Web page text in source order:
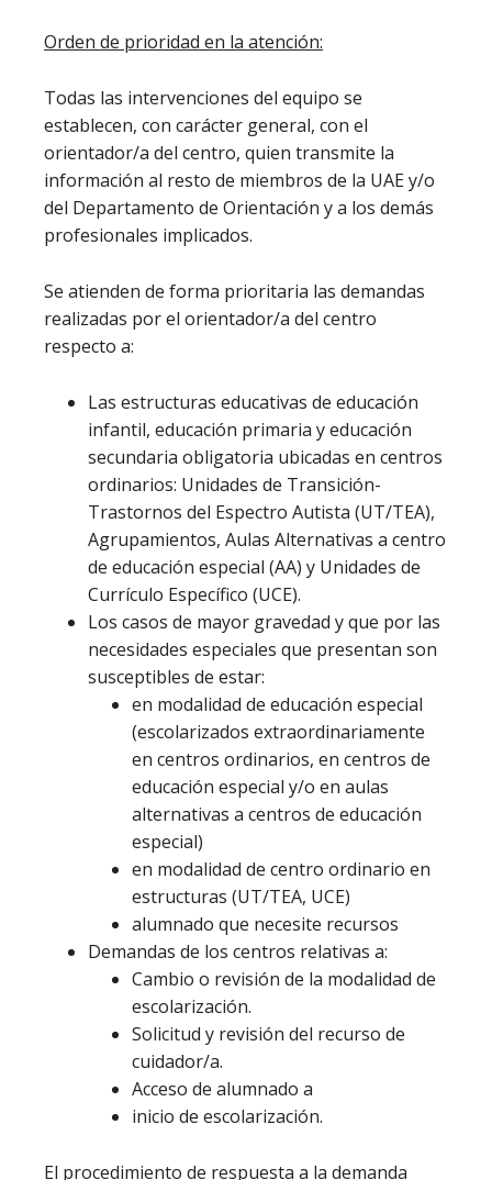
Orden de prioridad en la atención:
Todas las intervenciones del equipo se
establecen, con carácter general, con el
orientador/a del centro, quien transmite la
información al resto de miembros de la UAE y/o
del Departamento de Orientación y a los demás
profesionales implicados.
Se atienden de forma prioritaria las demandas
realizadas por el orientador/a del centro
respecto a:
Las estructuras educativas de educación
infantil, educación primaria y educación
secundaria obligatoria ubicadas en centros
ordinarios: Unidades de Transición-
Trastornos del Espectro Autista (UT/TEA),
Agrupamientos, Aulas Alternativas a centro
de educación especial (AA) y Unidades de
Currículo Específico (UCE).
Los casos de mayor gravedad y que por las
necesidades especiales que presentan son
susceptibles de estar:
en modalidad de educación especial
(escolarizados extraordinariamente
en centros ordinarios, en centros de
educación especial y/o en aulas
alternativas a centros de educación
especial)
en modalidad de centro ordinario en
estructuras (UT/TEA, UCE)
alumnado que necesite recursos
Demandas de los centros relativas a:
Cambio o revisión de la modalidad de
escolarización.
Solicitud y revisión del recurso de
cuidador/a.
Acceso de alumnado a
inicio de escolarización.
El procedimiento de respuesta a la demanda